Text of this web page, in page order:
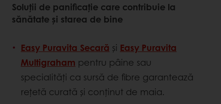
Soluții de panificație care contribuie la
sănătate și starea de bine
Easy Puravita Secară și Easy Puravita
Multigraham pentru pâine sau
specialități ca sursă de fibre garantează
rețetă curată și conținut de maia.